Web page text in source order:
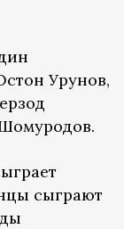
Урунов,
сыграют